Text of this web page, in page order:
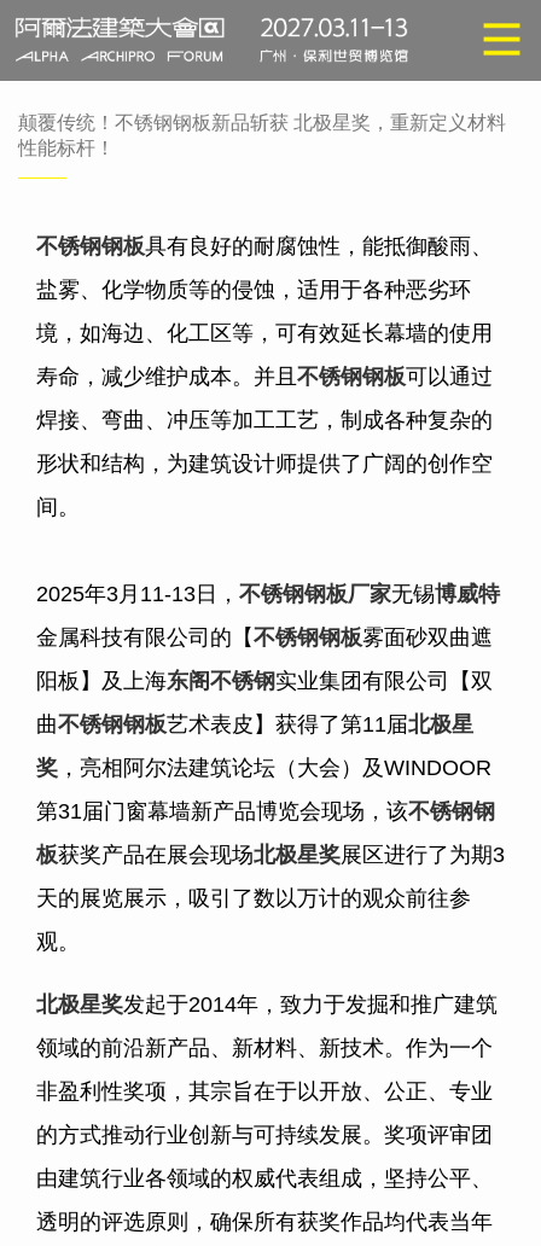
颠覆传统！不锈钢钢板新品斩获 北极星奖，重新定义材料
性能标杆！
不锈钢钢板具有良好的耐腐蚀性，能抵御酸雨、
盐雾、化学物质等的侵蚀，适用于各种恶劣环
境，如海边、化工区等，可有效延长幕墙的使用
寿命，减少维护成本。并且 不锈钢钢板可以通过
焊接、弯曲、冲压等加工工艺，制成各种复杂的
形状和结构，为建筑设计师提供了广阔的创作空
间。
2025年3月 11-13 日， 不锈钢钢板厂家无锡博威特
金属科技有限公司的【不锈钢钢板雾面砂双曲遮
阳板】及上海东阁不锈钢实业集团有限公司【双
曲不锈钢钢板艺术表皮】获得了第11届北极星
奖 ，亮相阿尔法建筑论坛（大会）及WINDOOR
第31届门窗幕墙新产品博览会现场，该不锈钢钢
板获奖产品在展会现场北极星奖展区进行了为期3
天的展览展示，吸引了数以万计的观众前往参
观。
北极星奖发起于2014年，致力于发掘和推广建筑
领域的前沿新产品、新材料、新技术。作为一个
非盈利性奖项，其宗旨在于以开放、公正、专业
的方式推动行业创新与可持续发展。奖项评审团
由建筑行业各领域的权威代表组成，坚持公平、
透明的评选原则，确保所有获奖作品均代表当年